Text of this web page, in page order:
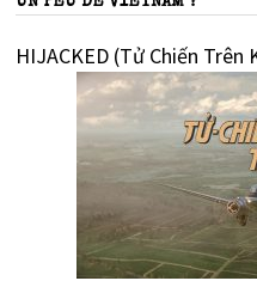
HIJACKED (Tử Chiến